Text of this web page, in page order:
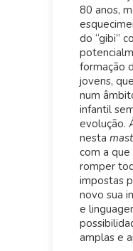
80 anos,
do “gibi”
formação
jovens,
num
infantil
evolução.
nesta
com a que
romper
impostas
novo sua
e
amplas e